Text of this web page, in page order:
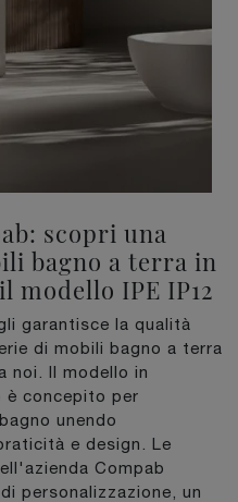
scopri una
bagno a terra in
IPE IP12
garantisce la qualità
di mobili bagno a terra
noi. Il modello in
è concepito per
unendo
e design. Le
Compab
personalizzazione, un